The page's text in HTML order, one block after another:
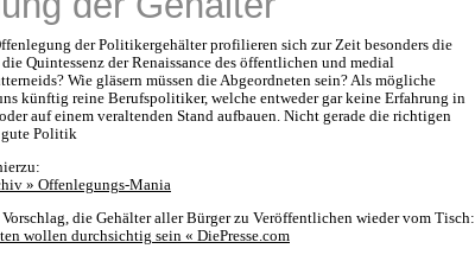
der Politikergehälter profilieren sich zur Zeit besonders die
Quintessenz der Renaissance des öffentlichen und medial
Wie gläsern müssen die Abgeordneten sein? Als mögliche
künftig reine Berufspolitiker, welche entweder gar keine Erfahrung in
auf einem veraltenden Stand aufbauen. Nicht gerade die richtigen
gute Politik
» Offenlegungs-Mania
die Gehälter aller Bürger zu Veröffentlichen wieder vom Tisch:
wollen durchsichtig sein « DiePresse.com